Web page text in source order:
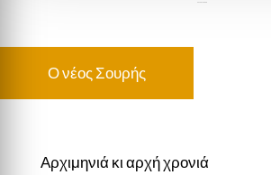
Ο νέος Σουρής
Αρχιμηνιά κι αρχή χρονιά